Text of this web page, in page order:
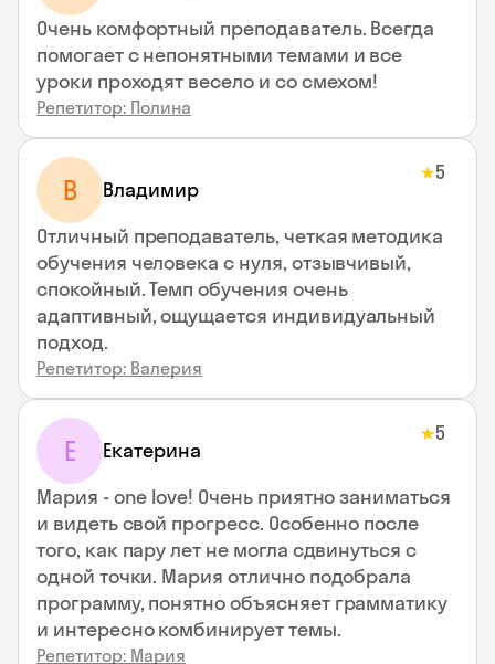
Очень комфортный преподаватель. Всегда
помогает с непонятными темами и все
уроки проходят весело и со смехом!
Репетитор: Полина
В Владимир
★5
Отличный преподаватель, четкая методика
обучения человека с нуля, отзывчивый,
спокойный. Темп обучения очень
адаптивный, ощущается индивидуальный
подход.
Репетитор: Валерия
Е Екатерина
★5
Мария - one love! Очень приятно заниматься
и видеть свой прогресс. Особенно после
того, как пару лет не могла сдвинуться с
одной точки. Мария отлично подобрала
программу, понятно объясняет грамматику
и интересно комбинирует темы.
Репетитор: Мария